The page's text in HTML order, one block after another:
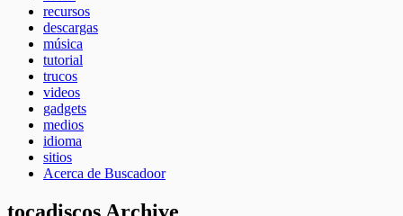
recursos
descargas
música
tutorial
trucos
videos
gadgets
medios
idioma
sitios
Acerca de Buscadoor
tocadiscos Archive